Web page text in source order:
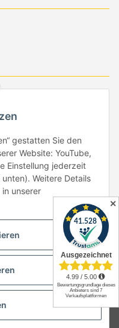
Design & Motivpapier -
in Germany
✕
gestatten Sie den
Website: YouTube,
Einstellung jederzeit
Weitere Details
in unserer